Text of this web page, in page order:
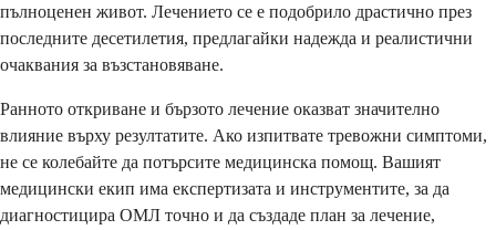
пълноценен живот. Лечението се е подобрило драстично през
последните десетилетия, предлагайки надежда и реалистични
очаквания за възстановяване.
Ранното откриване и бързото лечение оказват значително
влияние върху резултатите. Ако изпитвате тревожни симптоми,
не се колебайте да потърсите медицинска помощ. Вашият
медицински екип има експертизата и инструментите, за да
диагностицира ОМЛ точно и да създаде план за лечение,